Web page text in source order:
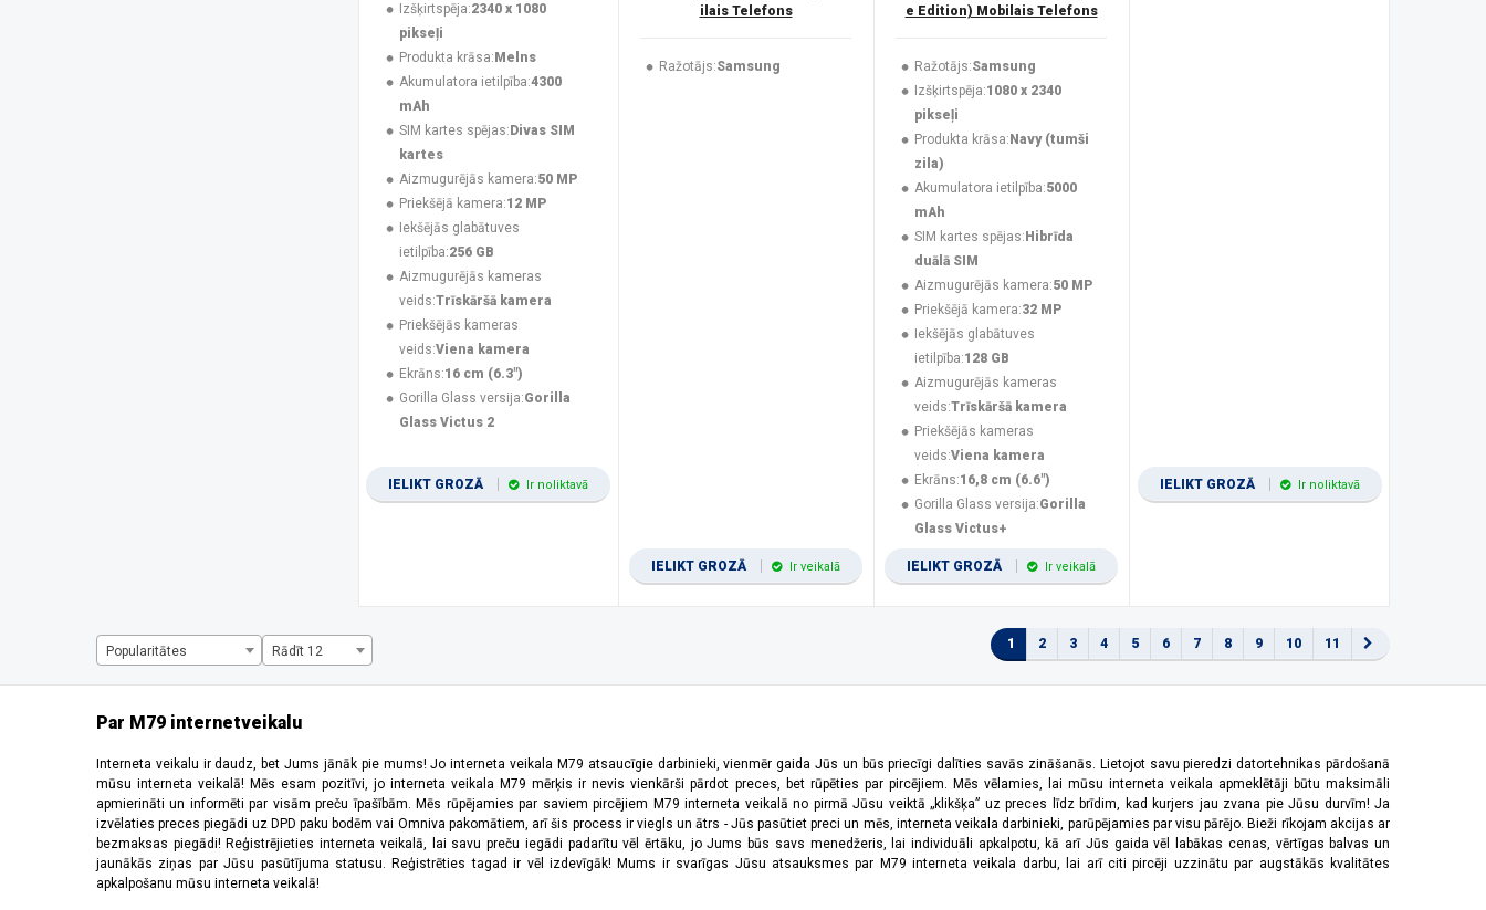
1660 x 720 pikseļi
2184 x 1968 pikseļi (5)
220 x 176 pikseļi (2)
2340 x 1080 pikseļi
(28)
240 x 320 pikseļi (5)
2400 x 1080 pikseļi
(9)
2408 x 1080 pikseļi (5)
2412 x 1080 pikseļi
(6)
2440 x 2240 pikseļi (2)
2448 x 1080 pikseļi (1)
Izšķirtspēja:2340 x 1080
pikseļi
Produkta krāsa: Melns
Akumulatora ietilpība:4300
mAh
SIM kartes spējas: Divas SIM
kartes
Aizmugurējās kamera:50 MP
Priekšējā kamera:12 MP
Iekšējās glabātuves
ietilpība:256 GB
Aizmugurējās kameras
veids:Trīskāršā kamera
Priekšējās kameras
veids:Viena kamera
Ekrāns:16 cm (6.3")
Gorilla Glass versija:Gorilla
Glass Victus 2
IELIKT GROZĀ Ir noliktavā
ilais Telefons
Ražotājs:Samsung
IELIKT GROZĀ Ir veikalā
e Edition) Mobilais Telefons
Ražotājs:Samsung
Izšķirtspēja:1080 x 2340
pikseļi
Produkta krāsa: Navy (tumši
zila)
Akumulatora ietilpība:5000
mAh
SIM kartes spējas: Hibrīda
duālā SIM
Aizmugurējās kamera:50 MP
Priekšējā kamera:32 MP
Iekšējās glabātuves
ietilpība:128 GB
Aizmugurējās kameras
veids:Trīskāršā kamera
Priekšējās kameras
veids:Viena kamera
Ekrāns:16,8 cm (6.6")
Gorilla Glass versija:Gorilla
Glass Victus+
IELIKT GROZĀ Ir veikalā
IELIKT GROZĀ Ir noliktavā
1 2 3 4 5 6 7 8 9 10 11
Popularitātes Rādīt 12
Par M79 internetveikalu
Interneta veikalu ir daudz, bet Jums jānāk pie mums! Jo interneta veikala M79 atsaucīgie darbinieki, vienmēr gaida Jūs un būs priecīgi dalīties savās zināšanās. Lietojot savu pieredzi datortehnikas pārdošanā
mūsu interneta veikalā! Mēs esam pozitīvi, jo interneta veikala M79 mērķis ir nevis vienkārši pārdot preces, bet rūpēties par pircējiem. Mēs vēlamies, lai mūsu interneta veikala apmeklētāji būtu maksimāli
apmierināti un informēti par visām preču īpašībām. Mēs rūpējamies par saviem pircējiem M79 interneta veikalā no pirmā Jūsu veiktā „klikšķa” uz preces līdz brīdim, kad kurjers jau zvana pie Jūsu durvīm! Ja
izvēlaties preces piegādi uz DPD paku bodēm vai Omniva pakomātiem, arī šis process ir viegls un ātrs - Jūs pasūtiet preci un mēs, interneta veikala darbinieki, parūpējamies par visu pārējo. Bieži rīkojam akcijas ar
bezmaksas piegādi! Reģistrējieties interneta veikalā, lai savu preču iegādi padarītu vēl ērtāku, jo Jums būs savs menedžeris, lai individuāli apkalpotu, kā arī Jūs gaida vēl labākas cenas, vērtīgas balvas un
jaunākās ziņas par Jūsu pasūtījuma statusu. Reģistrēties tagad ir vēl izdevīgāk! Mums ir svarīgas Jūsu atsauksmes par M79 interneta veikala darbu, lai arī citi pircēji uzzinātu par augstākās kvalitātes
apkalpošanu mūsu interneta veikalā!